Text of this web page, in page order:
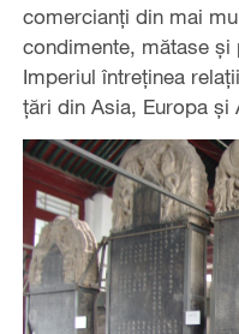
comercianți din mai
condimente, mătase și
Imperiul întreținea
țări din Asia, Europa și